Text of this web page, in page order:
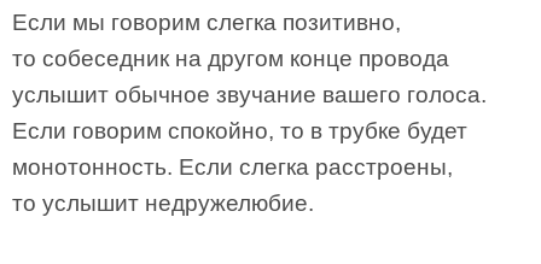
Если мы говорим слегка позитивно,
то собеседник на другом конце провода
услышит обычное звучание вашего голоса.
Если говорим спокойно, то в трубке будет
монотонность. Если слегка расстроены,
то услышит недружелюбие.